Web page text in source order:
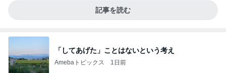
記事を読む
「してあげた」ことはないという考え
Amebaトピックス 1日前